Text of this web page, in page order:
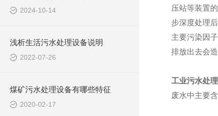
2024-10-14
浅析生活污水处理设备说明
2022-07-26
煤矿污水处理设备有哪些特征
2020-02-17
压站等装置
步深度处理
主要污染因
排放出去会
工业污水处
废水中主要